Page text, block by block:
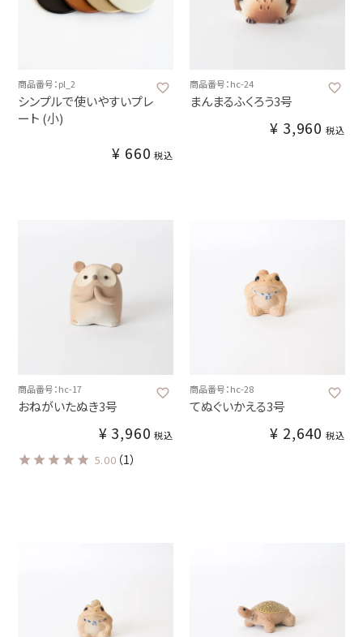
商品番号：pl_2
シンプルで使いやすいプレ
ート (小)
¥ 660 税込
商品番号：hc-24
まんまるふくろう3号
¥ 3,960 税込
商品番号：hc-17
おねがいたぬき3号
¥ 3,960 税込
5.00 （1）
商品番号：hc-28
てぬぐいかえる3号
¥ 2,640 税込